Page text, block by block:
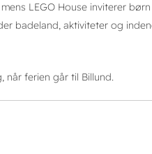
LEGO House inviterer
badeland, aktiviteter og
når ferien går til Billund.